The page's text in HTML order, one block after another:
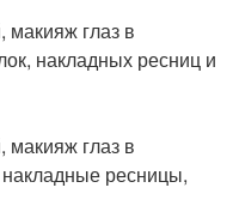
макияж глаз в
накладных ресниц и
макияж глаз в
ресницы,